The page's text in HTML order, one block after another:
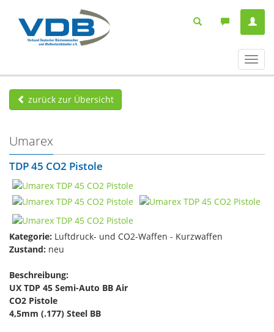
ein-/
zurück zur Übersicht
Umarex
TDP 45 CO2 Pistole
Kategorie: Luftdruck- und CO2-Waffen - Kurzwaffen
Zustand: neu
Beschreibung:
UX TDP 45 Semi-Auto BB Air
CO2 Pistole
4,5mm (.177) Steel BB